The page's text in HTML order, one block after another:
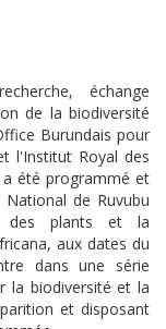
échange
de la biodiversité
Burundais pour
l'Institut Royal des
a été programmé et
de Ruvubu
des plants et la
aux dates du
dans une série
la biodiversité et la
et disposant